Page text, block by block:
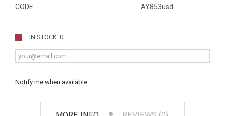
CODE: AY853usd
IN STOCK: 0
Notify me when available